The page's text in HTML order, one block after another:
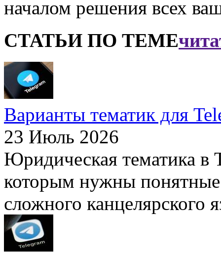
началом решения всех
СТАТЬИ ПО ТЕМЕ
Варианты тематик для
23 Июль 2026
Юридическая тематика в
которым нужны понятные
сложного канцелярского